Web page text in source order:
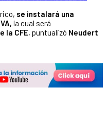
se instalará una
la cual será
la CFE, puntualizó Neudert